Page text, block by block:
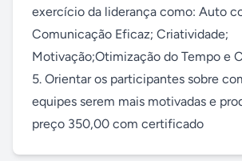
exercício da liderança como: Auto
Comunicação Eficaz; Criatividade;
Motivação;Otimização do Tempo e
5. Orientar os participantes sobre
equipes serem mais motivadas e
preço 350,00 com certificado